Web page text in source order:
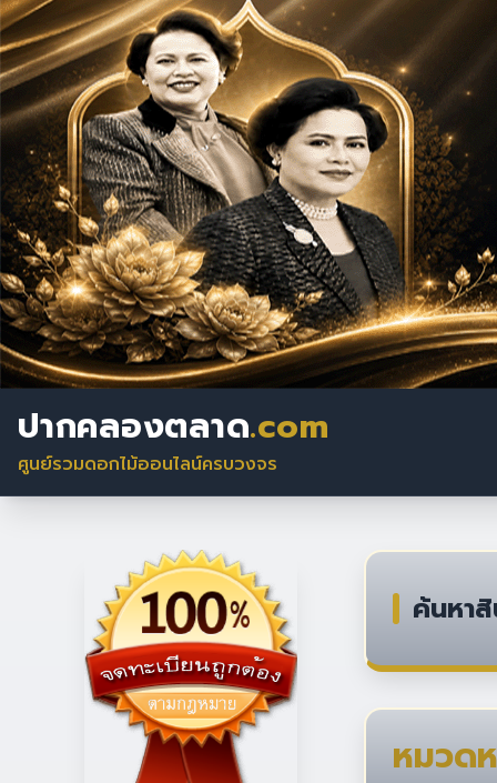
ปากคลองตลาด.com
ศูนย์รวมดอกไม้ออนไลน์ครบวงจร
ค้นหา
หมวด